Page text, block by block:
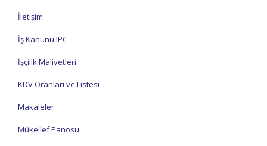
İletişim
İş Kanunu IPC
İşçilik Maliyetleri
KDV Oranları ve Listesi
Makaleler
Mükellef Panosu